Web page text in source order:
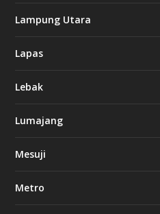
Lampung Utara
Lapas
Lebak
Lumajang
Mesuji
Metro